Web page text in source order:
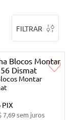
FILTRAR
Montar
PIX
7,69sem juros
costura
reversível
notebook